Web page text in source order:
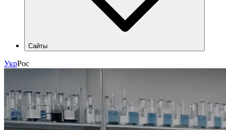
Сайты
ecomonitoring.hlr.ua
apk.hlr.ua
УкрРос